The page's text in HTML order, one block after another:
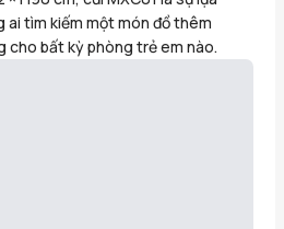
tìm kiếm một món đồ thêm
cho bất kỳ phòng trẻ em nào.